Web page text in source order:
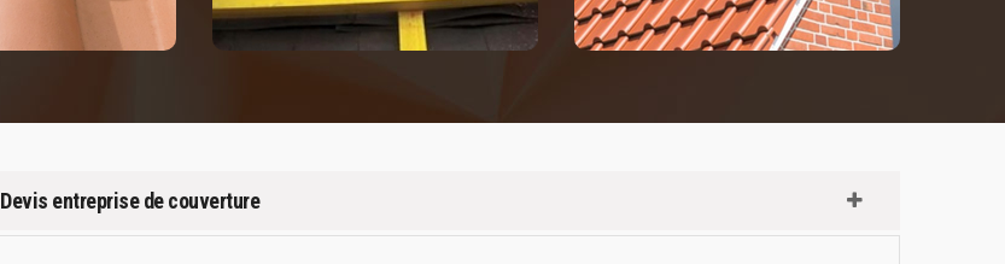
Devis entreprise de couverture